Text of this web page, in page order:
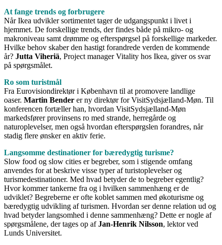
At fange trends og forbrugere
Når Ikea udvikler sortimentet tager de udgangspunkt i livet i
hjemmet. De forskellige trends, der findes både på mikro- og
makroniveau samt drømme og efterspørgsel på forskellige markeder.
Hvilke behov skaber den hastigt forandrede verden de kommende
år? Jutta Viheriä, Project manager Vitality hos Ikea, giver os svar
på spørgsmålet.
Ro som turistmål
Fra Eurovisiondirektør i København til at promovere landlige
oaser. Martin Bender er ny direktør for VisitSydsjælland-Møn. Til
konferencen fortæller han, hvordan VisitSydsjælland-Møn
markedsfører provinsens ro med strande, herregårde og
naturoplevelser, men også hvordan efterspørgslen forandres, når
stadig flere ønsker en aktiv ferie.
Langsomme destinationer for bæredygtig turisme?
Slow food og slow cities er begreber, som i stigende omfang
anvendes for at beskrive visse typer af turistoplevelser og
turismedestinationer. Med hvad betyder de to begreber egentlig?
Hvor kommer tankerne fra og i hvilken sammenhæng er de
udviklet? Begreberne er ofte koblet sammen med økoturisme og
bæredygtig udvikling af turismen. Hvordan ser denne relation ud og
hvad betyder langsomhed i denne sammenhæng? Dette er nogle af
spørgsmålene, der tages op afJan-Henrik Nilsson, lektor ved
Lunds Universitet.